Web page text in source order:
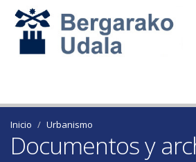
Inicio Urbanismo
Documentos y